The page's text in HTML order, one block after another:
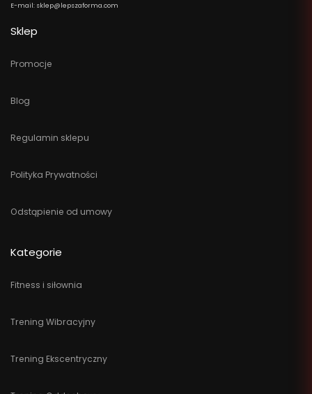
E-mail: sklep@lepszaforma.com
Sklep
Promocje
Blog
Regulamin sklepu
Polityka Prywatności
Odstąpienie od umowy
Kategorie
Fitness i siłownia
Trening Wibracyjny
Trening Ekscentryczny